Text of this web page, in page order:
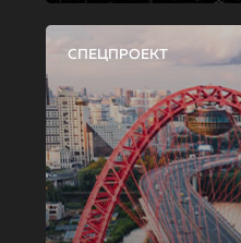
СПЕЦПРОЕКТ